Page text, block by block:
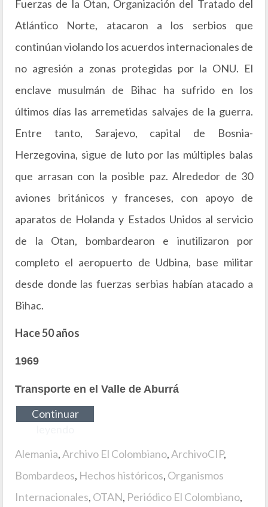
Fuerzas de la Otan, Organización del Tratado del
Atlántico Norte, atacaron a los serbios que
continúan violando los acuerdos internacionales de
no agresión a zonas protegidas por la ONU. El
enclave musulmán de Bihac ha sufrido en los
últimos días las arremetidas salvajes de la guerra.
Entre tanto, Sarajevo, capital de Bosnia-
Herzegovina, sigue de luto por las múltiples balas
que arrasan con la posible paz. Alrededor de 30
aviones británicos y franceses, con apoyo de
aparatos de Holanda y Estados Unidos al servicio
de la Otan, bombardearon e inutilizaron por
completo el aeropuerto de Udbina, base militar
desde donde las fuerzas serbias habían atacado a
Bihac.
Hace 50 años
1969
Transporte en el Valle de Aburrá
Continuar
Alemania,Archivo El Colombiano,ArchivoCIP,
Bombardeos, Hechos históricos, Organismos
Internacionales, OTAN, Periódico El Colombiano,